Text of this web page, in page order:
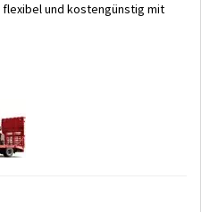
und kostengünstig mit